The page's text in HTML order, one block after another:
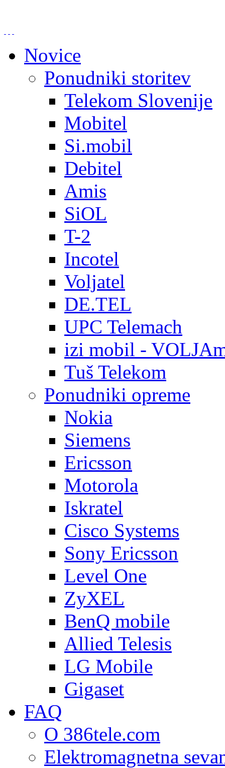
Novice
Ponudniki storitev
Telekom Slovenije
Mobitel
Si.mobil
Debitel
Amis
SiOL
T-2
Incotel
Voljatel
DE.TEL
UPC Telemach
izi mobil -
Tuš Telekom
Ponudniki opreme
Nokia
Siemens
Ericsson
Motorola
Iskratel
Cisco Systems
Sony Ericsson
Level One
ZyXEL
BenQ mobile
Allied Telesis
LG Mobile
Gigaset
FAQ
O 386tele.com
Elektromagnetna